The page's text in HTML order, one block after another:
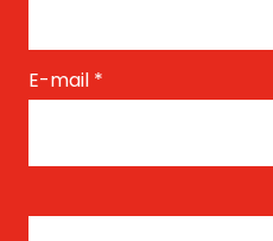
E-mail *